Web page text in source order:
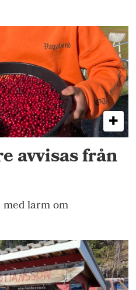
avvisas från
larm om